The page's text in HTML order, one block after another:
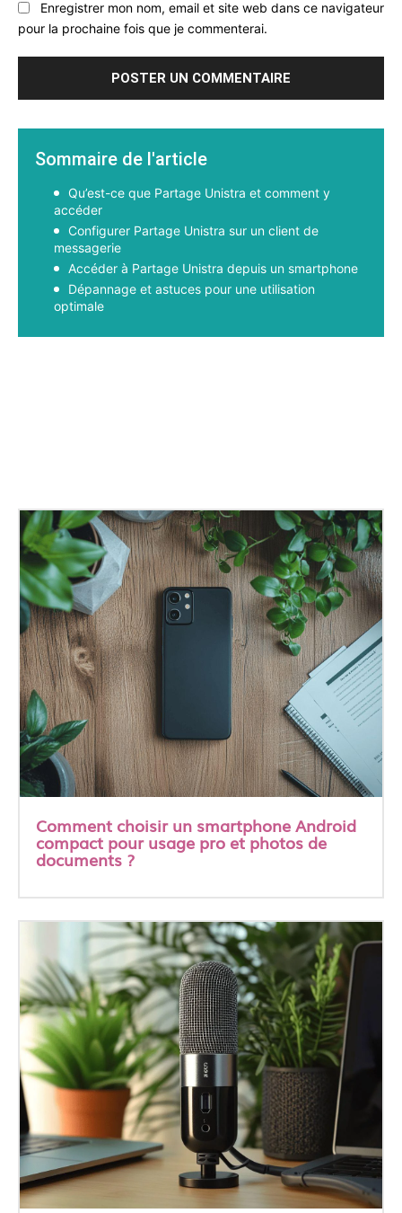
Enregistrer mon nom, email et site web dans ce navigateur
pour la prochaine fois que je commenterai.
Sommaire de l'article
Qu’est-ce que Partage Unistra et comment y
accéder
Configurer Partage Unistra sur un client de
messagerie
Accéder à Partage Unistra depuis un smartphone
Dépannage et astuces pour une utilisation
optimale
Comment choisir un smartphone Android
compact pour usage pro et photos de
documents ?